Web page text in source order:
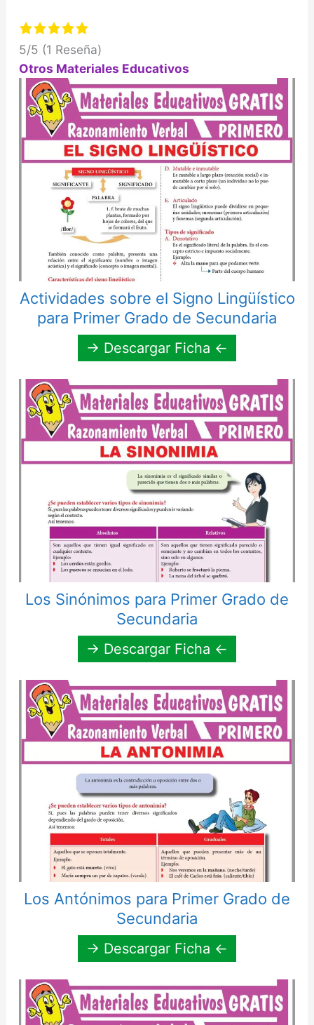
5/5 (1 Reseña)
Otros Materiales Educativos
Actividades sobre el Signo Lingüístico
para Primer Grado de Secundaria
→ Descargar Ficha ←
Los Sinónimos para Primer Grado de
Secundaria
→ Descargar Ficha ←
Los Antónimos para Primer Grado de
Secundaria
→ Descargar Ficha ←